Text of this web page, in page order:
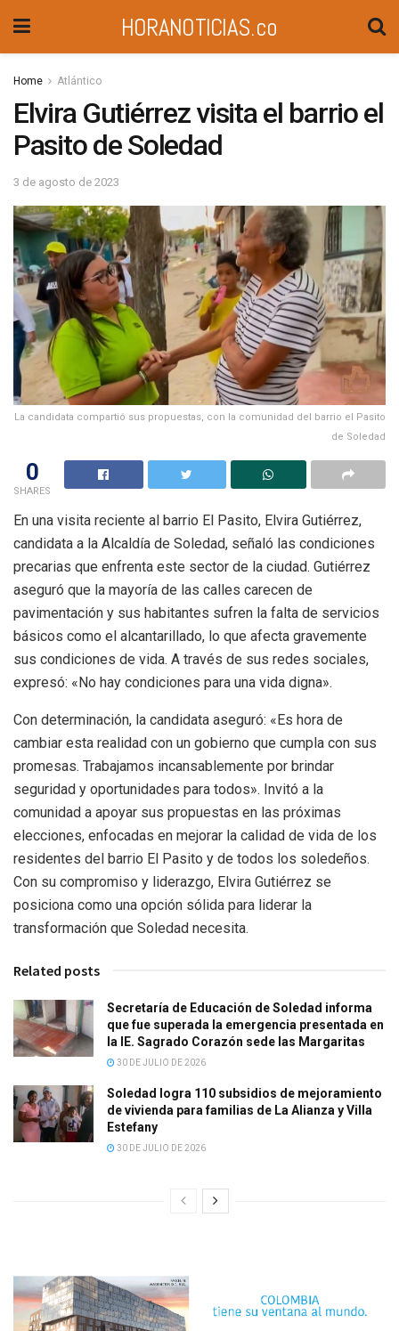
HORANOTICIAS.co
Home Atlántico
Elvira Gutiérrez visita el barrio el
Pasito de Soledad
3 de agosto de 2023
La candidata compartió sus propuestas, con la comunidad del barrio el Pasito
de Soledad
0
SHARES
En una visita reciente al barrio El Pasito, Elvira Gutiérrez,
candidata a la Alcaldía de Soledad, señaló las condiciones
precarias que enfrenta este sector de la ciudad. Gutiérrez
aseguró que la mayoría de las calles carecen de
pavimentación y sus habitantes sufren la falta de servicios
básicos como el alcantarillado, lo que afecta gravemente
sus condiciones de vida. A través de sus redes sociales,
expresó: «No hay condiciones para una vida digna».
Con determinación, la candidata aseguró: «Es hora de
cambiar esta realidad con un gobierno que cumpla con sus
promesas. Trabajamos incansablemente por brindar
seguridad y oportunidades para todos». Invitó a la
comunidad a apoyar sus propuestas en las próximas
elecciones, enfocadas en mejorar la calidad de vida de los
residentes del barrio El Pasito y de todos los soledeños.
Con su compromiso y liderazgo, Elvira Gutiérrez se
posiciona como una opción sólida para liderar la
transformación que Soledad necesita.
Related posts
Secretaría de Educación de Soledad informa
que fue superada la emergencia presentada en
la IE. Sagrado Corazón sede las Margaritas
30 DE JULIO DE 2026
Soledad logra 110 subsidios de mejoramiento
de vivienda para familias de La Alianza y Villa
Estefany
30 DE JULIO DE 2026